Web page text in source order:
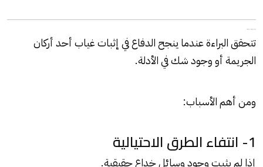
تتحقق البراءة عندما ينجح الدفاع في إثبات غياب أحد أركان
الجريمة أو وجود شك في الأدلة.
ومن أهم الأسباب:
1- انتفاء الطرق الاحتيالية
إذا لم يثبت وجود وسائل خداع حقيقية.